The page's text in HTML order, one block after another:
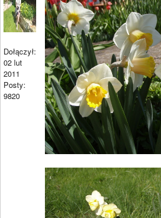
Dołączył:
02 lut
2011
Posty:
9820